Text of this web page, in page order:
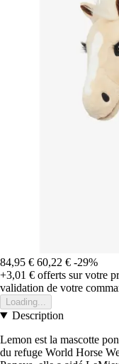
84,95 € 60,22 € -29%
+3,01 € offerts sur votre
validation de votre
Loading...
Description
Lemon est la mascotte
du refuge World Horse